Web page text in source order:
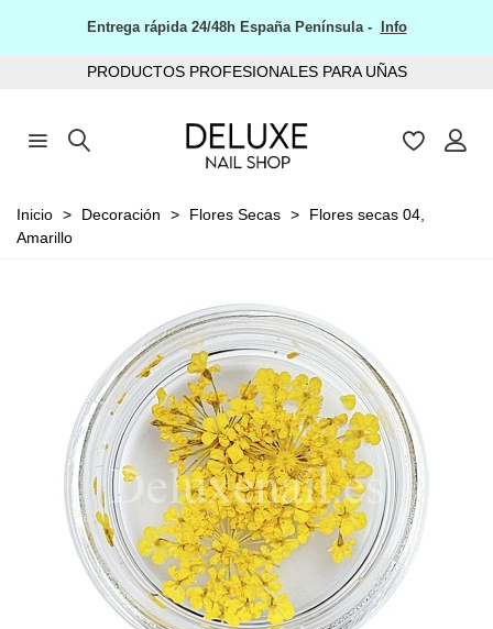
Entrega rápida 24/48h España Península - Info
PRODUCTOS PROFESIONALES PARA UÑAS
Inicio > Decoración > Flores Secas >
Flores secas 04,
Amarillo